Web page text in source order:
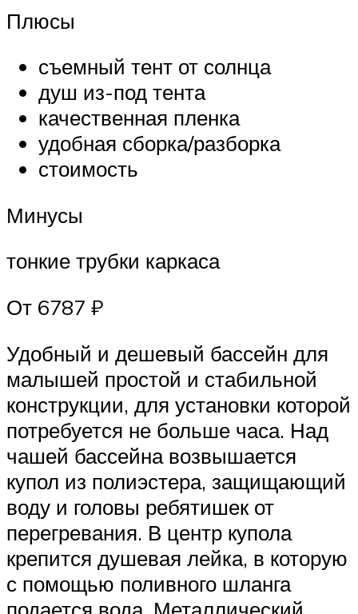
Плюсы
съемный тент от солнца
душ из-под тента
качественная пленка
удобная сборка/разборка
стоимость
Минусы
тонкие трубки каркаса
От 6787 ₽
Удобный и дешевый бассейн для
малышей простой и стабильной
конструкции, для установки которой
потребуется не больше часа. Над
чашей бассейна возвышается
купол из полиэстера, защищающий
воду и головы ребятишек от
перегревания. В центр купола
крепится душевая лейка, в которую
с помощью поливного шланга
подается вода. Металлический